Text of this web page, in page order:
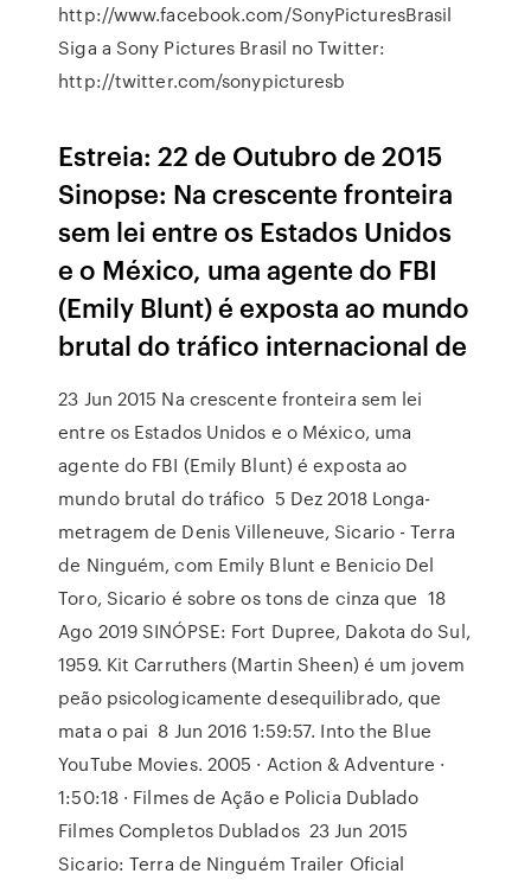
http://www.facebook.com/SonyPicturesBrasil
Siga a Sony Pictures Brasil no Twitter:
http://twitter.com/sonypicturesb
Estreia: 22 de Outubro de 2015
Sinopse: Na crescente fronteira
sem lei entre os Estados Unidos
e o México, uma agente do FBI
(Emily Blunt) é exposta ao mundo
brutal do tráfico internacional de
23 Jun 2015 Na crescente fronteira sem lei
entre os Estados Unidos e o México, uma
agente do FBI (Emily Blunt) é exposta ao
mundo brutal do tráfico 5 Dez 2018 Longa-
metragem de Denis Villeneuve, Sicario - Terra
de Ninguém, com Emily Blunt e Benicio Del
Toro, Sicario é sobre os tons de cinza que 18
Ago 2019 SINÓPSE: Fort Dupree, Dakota do Sul,
1959. Kit Carruthers (Martin Sheen) é um jovem
peão psicologicamente desequilibrado, que
mata o pai 8 Jun 2016 1:59:57. Into the Blue
YouTube Movies. 2005 · Action & Adventure ·
1:50:18 · Filmes de Ação e Policia Dublado
Filmes Completos Dublados 23 Jun 2015
Sicario: Terra de Ninguém Trailer Oficial